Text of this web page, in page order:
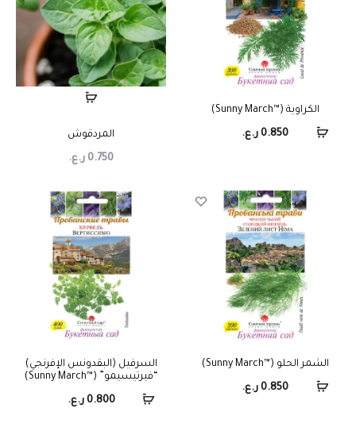
الكراوية (™Sunny March)
0.850 ر.ع. المردقوش
0.750 ر.ع.
الشمر الحلو (™Sunny March)
0.850 ر.ع.
السرفيل (البقدونس الإفرنجي)
“فيرتيسيمو” (™Sunny March)
0.800 ر.ع.